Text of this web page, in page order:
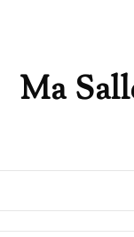
Ma
Appliques murales